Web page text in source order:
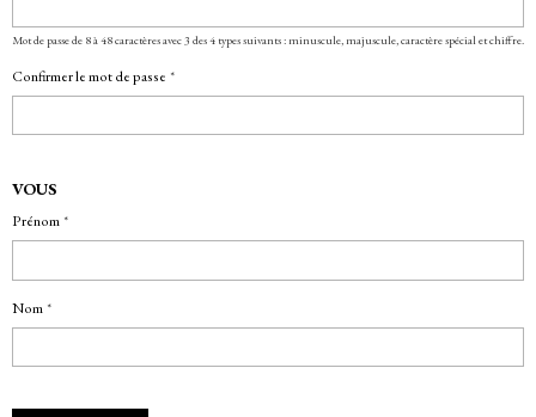
Mot de passe de 8 à 48 caractères avec 3 des 4 types suivants : minuscule, majuscule, caractère spécial et chiffre.
Confirmer le mot de passe
VOUS
Prénom
Nom